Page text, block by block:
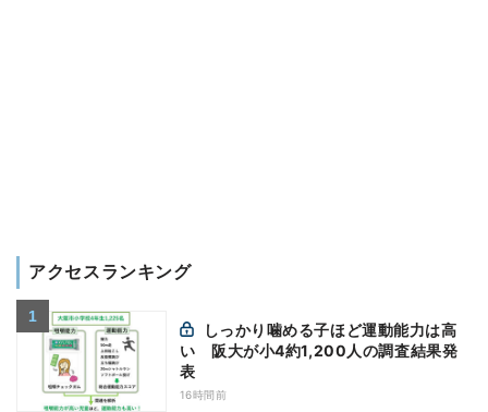
アクセスランキング
い 阪大が小4約1,200人の調査結果発
表
16時間前